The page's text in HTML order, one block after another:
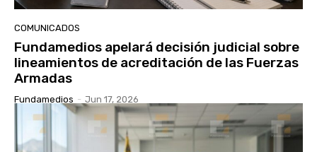
COMUNICADOS
Fundamedios apelará decisión judicial sobre
lineamientos de acreditación de las Fuerzas
Armadas
Fundamedios - Jun 17, 2026